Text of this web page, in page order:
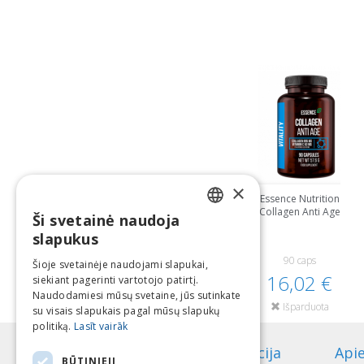
Essence Nutrition
Collagen Anti Age
90 caps
16,02 €
Išparduota
Informacija
LITHUANIAN
ESTONIAN
×
Ši svetainė naudoja
slapukus
Šioje svetainėje naudojami slapukai,
siekiant pagerinti vartotojo patirtį.
Naudodamiesi mūsų svetaine, jūs sutinkate
su visais slapukais pagal mūsų slapukų
politiką. Lasīt vairāk
BŪTINIEJI